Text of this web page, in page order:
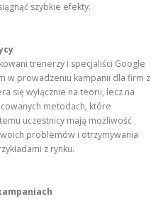
szybkie efekty.
trenerzy i specjaliści Google
w prowadzeniu kampanii dla firm z
się wyłącznie na teorii, lecz na
metodach, które
uczestnicy mają możliwość
problemów i otrzymywania
z rynku.